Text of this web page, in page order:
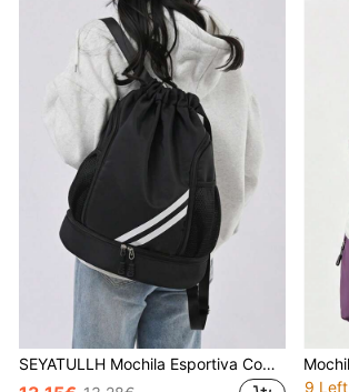
SEYATULLH Mochila Esportiva Com Fechamento Em Zíper E Cordão, Bolso De Malha, Grande Capacidade, Separação Úmida E Seca, Para Basquete, Yoga, Fitness E Atividades Ao Ar Livre, Bolsa De Ginástica, Bolsa De Esportes Para Treino, Bolsa De Fitness Para Homens, Mulheres, Meninas, Meninos, Acessórios De Ginástica
9 Left